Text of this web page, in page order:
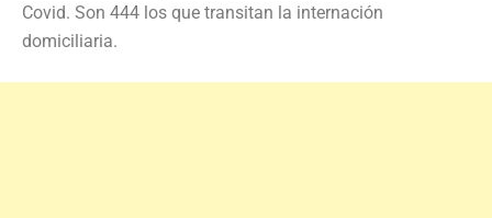
Covid. Son 444 los que transitan la internación
domiciliaria.